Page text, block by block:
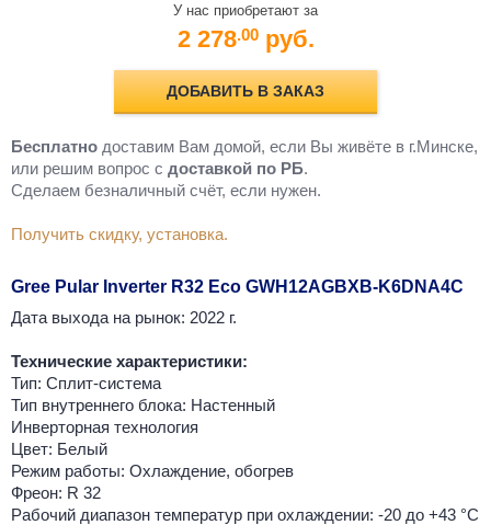
У нас приобретают за
2 278.00 руб.
ДОБАВИТЬ В ЗАКАЗ
Бесплатно доставим Вам домой, если Вы живёте в г.Минске,
или решим вопрос с доставкой по РБ.
Cделаем безналичный счёт, если нужен.
Получить скидку, установка.
Gree Pular Inverter R32 Есо GWH12AGBXB-K6DNA4C
Дата выхода на рынок: 2022 г.
Технические характеристики:
Тип: Сплит-система
Тип внутреннего блока: Настенный
Инверторная технология
Цвет: Белый
Режим работы: Охлаждение, обогрев
Фреон: R 32
Рабочий диапазон температур при охлаждении: -20 до +43 °C